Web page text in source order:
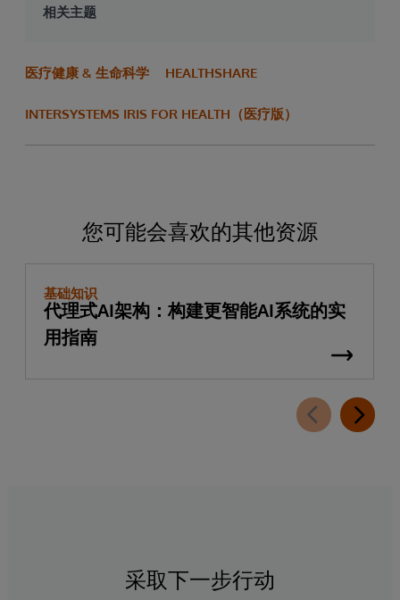
相关主题
医疗健康 & 生命科学 HEALTHSHARE
INTERSYSTEMS IRIS FOR HEALTH（医疗版）
您可能会喜欢的其他资源
基础知识
代理式AI架构：构建更智能AI系统的实
用指南
采取下一步行动